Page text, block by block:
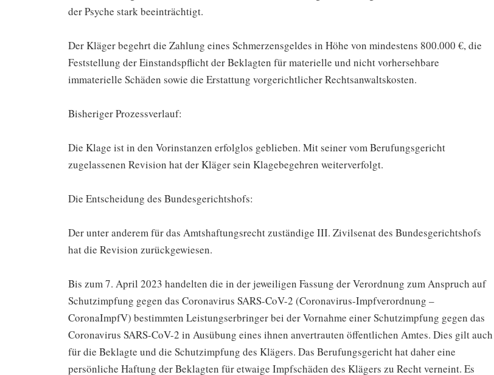
der Psyche stark beeinträchtigt.
Der Kläger begehrt die Zahlung eines Schmerzensgeldes in Höhe von mindestens 800.000 €, die
Feststellung der Einstandspflicht der Beklagten für materielle und nicht vorhersehbare
immaterielle Schäden sowie die Erstattung vorgerichtlicher Rechtsanwaltskosten.
Bisheriger Prozessverlauf:
Die Klage ist in den Vorinstanzen erfolglos geblieben. Mit seiner vom Berufungsgericht
zugelassenen Revision hat der Kläger sein Klagebegehren weiterverfolgt.
Die Entscheidung des Bundesgerichtshofs:
Der unter anderem für das Amtshaftungsrecht zuständige III. Zivilsenat des Bundesgerichtshofs
hat die Revision zurückgewiesen.
Bis zum 7. April 2023 handelten die in der jeweiligen Fassung der Verordnung zum Anspruch auf
Schutzimpfung gegen das Coronavirus SARS-CoV-2 (Coronavirus-Impfverordnung –
CoronaImpfV) bestimmten Leistungserbringer bei der Vornahme einer Schutzimpfung gegen das
Coronavirus SARS-CoV-2 in Ausübung eines ihnen anvertrauten öffentlichen Amtes. Dies gilt auch
für die Beklagte und die Schutzimpfung des Klägers. Das Berufungsgericht hat daher eine
persönliche Haftung der Beklagten für etwaige Impfschäden des Klägers zu Recht verneint. Es